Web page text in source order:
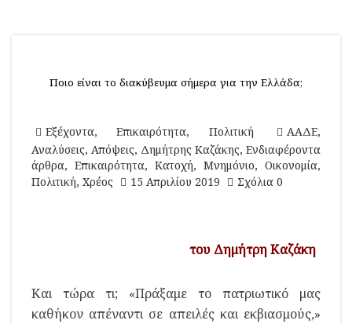
Ποιο είναι το διακύβευμα σήμερα για την Ελλάδα;
Εξέχοντα,Επικαιρότητα, Πολιτική ΑΑΔΕ,
Αναλύσεις, Απόψεις, Δημήτρης Καζάκης, Ενδιαφέροντα
άρθρα, Επικαιρότητα, Κατοχή, Μνημόνιο, Οικονομία,
Πολιτική, Χρέος 15 Απριλίου 2019 Σχόλια 0
του Δημήτρη Καζάκη
Και τώρα τι; «Πράξαμε το πατριωτικό μας
καθήκον απέναντι σε απειλές και εκβιασμούς,»